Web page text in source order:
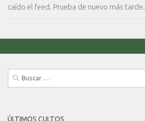
caído el feed. Prueba de nuevo más tarde.
Buscar:
ÚLTIMOS CULTOS